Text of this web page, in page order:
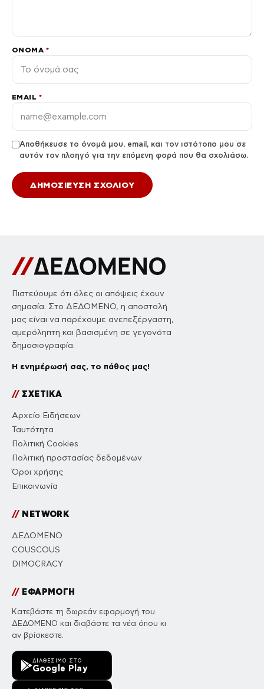
ΌΝΟΜΑ *
EMAIL *
Αποθήκευσε το όνομά μου, email, και τον ιστότοπο μου σε
αυτόν τον πλοηγό για την επόμενη φορά που θα σχολιάσω.
Πιστεύουμε ότι όλες οι απόψεις έχουν
σημασία. Στο ΔΕΔΟΜΕΝΟ, η αποστολή
μας είναι να παρέχουμε ανεπεξέργαστη,
αμερόληπτη και βασισμένη σε γεγονότα
δημοσιογραφία.
Η ενημέρωσή σας, το πάθος μας!
//ΣΧΕΤΙΚΑ
Αρχείο Ειδήσεων
Ταυτότητα
Πολιτική Cookies
Πολιτική προστασίας δεδομένων
Όροι χρήσης
Επικοινωνία
//NETWORK
ΔΕΔΟΜΕΝΟ
COUSCOUS
DIMOCRACY
//ΕΦΑΡΜΟΓΗ
Κατεβάστε τη δωρεάν εφαρμογή του
ΔΕΔΟΜΕΝΟ και διαβάστε τα νέα όπου κι
αν βρίσκεστε.
ΔΙΑΘΈΣΙΜΟ ΣΤΟ
Google Play